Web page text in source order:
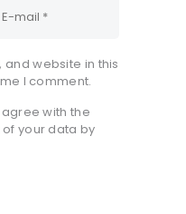
and website in this
I comment.
with the
your data by